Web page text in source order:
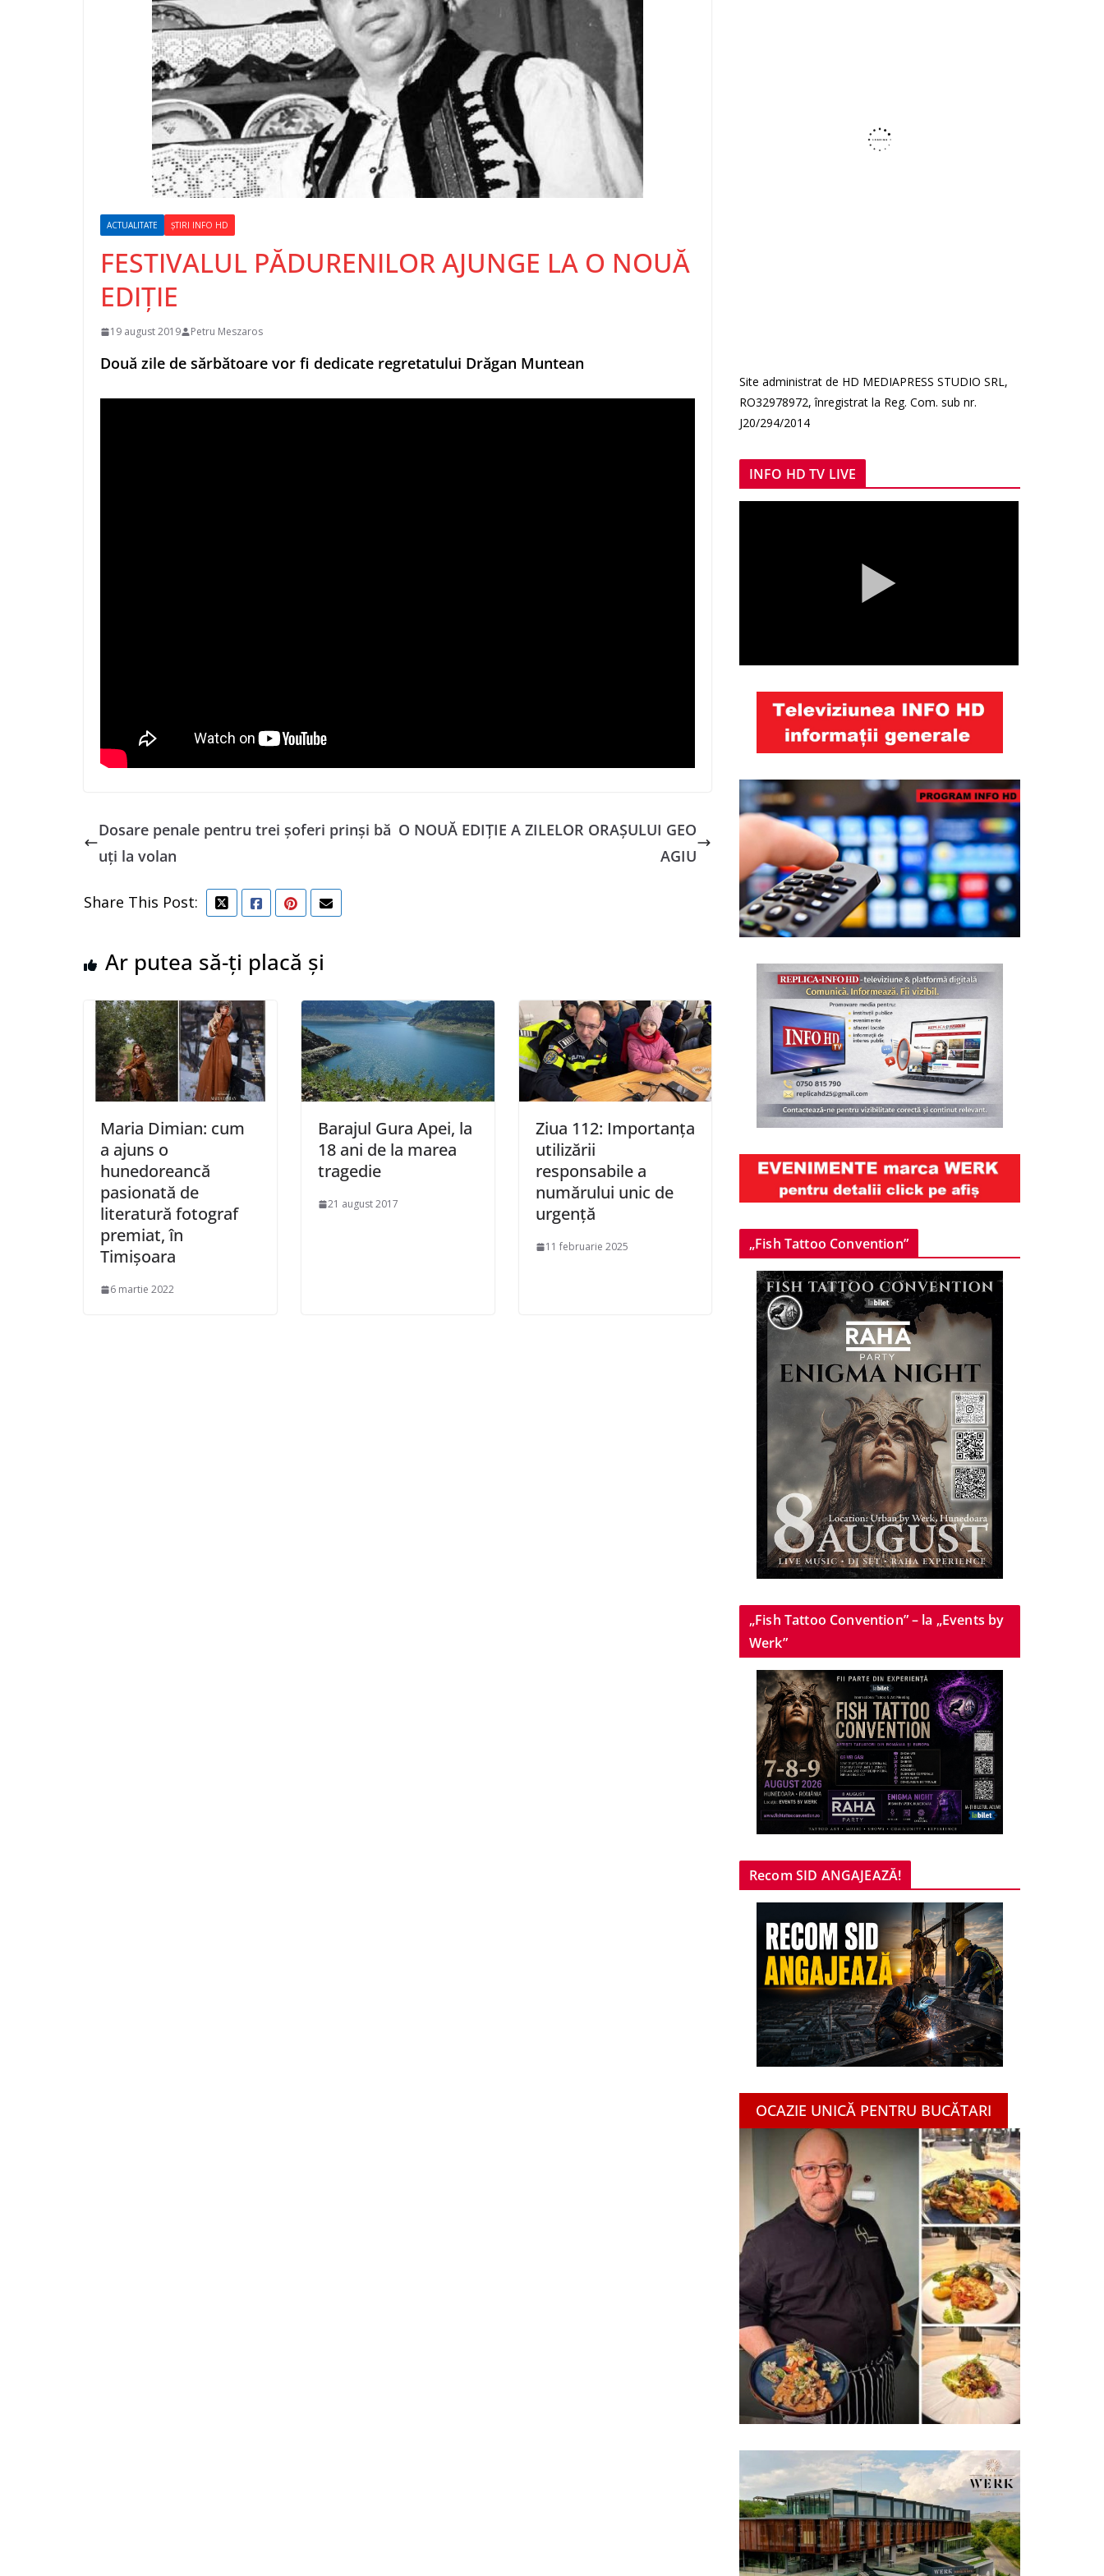
ACTUALITATE ȘTIRI INFO HD
FESTIVALUL PĂDURENILOR AJUNGE LA O NOUĂ
EDIȚIE
19 august 2019 Petru Meszaros
Două zile de sărbătoare vor fi dedicate regretatului Drăgan Muntean
Dosare penale pentru trei șoferi prinși bă
uți la volan
O NOUĂ EDIȚIE A ZILELOR ORAȘULUI GEO
AGIU
Share This Post:
Ar putea să-ți placă și
Maria Dimian: cum
a ajuns o
hunedoreancă
pasionată de
literatură fotograf
premiat, în
Timișoara
6 martie 2022
Barajul Gura Apei, la
18 ani de la marea
tragedie
21 august 2017
Ziua 112: Importanța
utilizării
responsabile a
numărului unic de
urgență
11 februarie 2025
Site administrat de HD MEDIAPRESS STUDIO SRL,
RO32978972, înregistrat la Reg. Com. sub nr.
J20/294/2014
INFO HD TV LIVE
„Fish Tattoo Convention”
„Fish Tattoo Convention” – la „Events by
Werk”
Recom SID ANGAJEAZĂ!
OCAZIE UNICĂ PENTRU BUCĂTARI